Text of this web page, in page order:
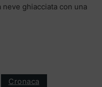
ghiacciata con una
Cronaca